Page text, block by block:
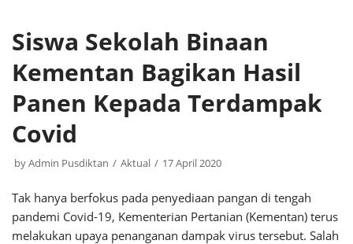
Siswa Sekolah Binaan
Kementan Bagikan Hasil
Panen Kepada Terdampak
Covid
byAdmin Pusdiktan Aktual 17 April 2020
Tak hanya berfokus pada penyediaan pangan di tengah
pandemi Covid-19, Kementerian Pertanian (Kementan) terus
melakukan upaya penanganan dampak virus tersebut. Salah